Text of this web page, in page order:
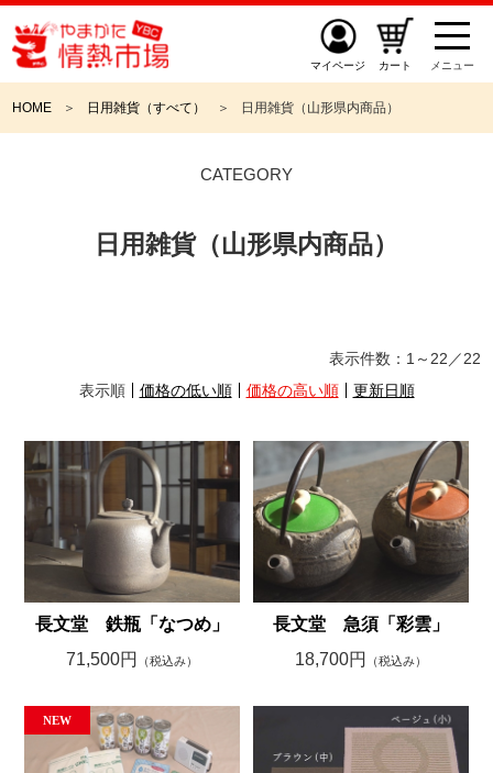
マイページ カート メニュー
HOME 日用雑貨（すべて） 日用雑貨（山形県内商品）
CATEGORY
日用雑貨（山形県内商品）
表示件数： 1～22 ／22
表示順
価格の低い順 価格の高い順 更新日順
長文堂 鉄瓶「なつめ」
71,500円
（税込み）
長文堂 急須「彩雲」
18,700円
（税込み）